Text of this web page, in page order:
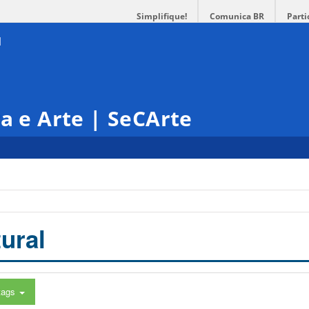
Simplifique! Comunica BR
e Arte | SeCArte